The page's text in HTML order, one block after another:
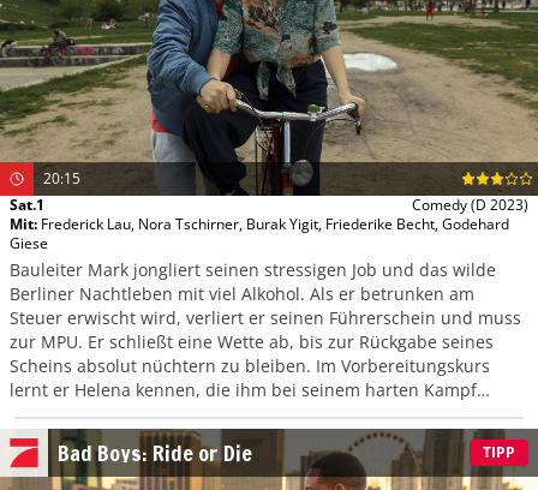
20:15
Sat.1
Comedy(D 2023)
Mit: Frederick Lau, Nora Tschirner, Burak Yigit, Friederike Becht,Godehard
Giese
Bauleiter Mark jongliert seinen stressigen Job und das wilde
Berliner Nachtleben mit viel Alkohol. Als er betrunken am
Steuer erwischt wird, verliert er seinen Führerschein und muss
zur MPU. Er schließt eine Wette ab, bis zur Rückgabe seines
Scheins absolut nüchtern zu bleiben. Im Vorbereitungskurs
lernt er Helena kennen, die ihm bei seinem harten Kampf
gegen die Sucht beisteht.
Bad Boys: Ride or Die TIPP